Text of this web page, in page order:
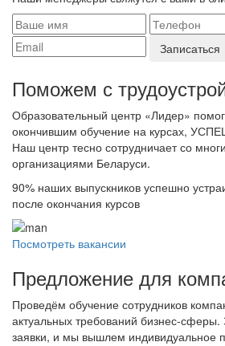
Поможем с
Образовательный центр «Лидер»
окончившим обучение на курсах,
Наш центр тесно сотрудничает со
организациями Беларуси.
90% наших выпускников успешно
после окончания курсов
Посмотреть вакансии
Предложение для
Проведём обучение сотрудников
актуальных требований бизнес-
заявки, и мы вышлем индивидуальное